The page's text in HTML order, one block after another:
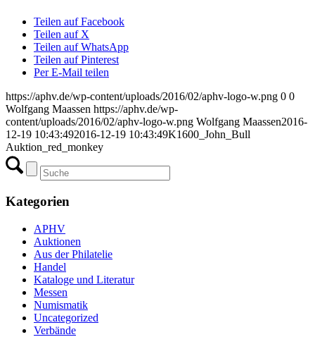
Teilen auf Facebook
Teilen auf X
Teilen auf WhatsApp
Teilen auf Pinterest
Per E-Mail teilen
https://aphv.de/wp-content/uploads/2016/02/aphv-logo-w.png 0 0
Wolfgang Maassen https://aphv.de/wp-
content/uploads/2016/02/aphv-logo-w.png Wolfgang Maassen2016-
12-19 10:43:492016-12-19 10:43:49K1600_John_Bull
Auktion_red_monkey
Kategorien
APHV
Auktionen
Aus der Philatelie
Handel
Kataloge und Literatur
Messen
Numismatik
Uncategorized
Verbände